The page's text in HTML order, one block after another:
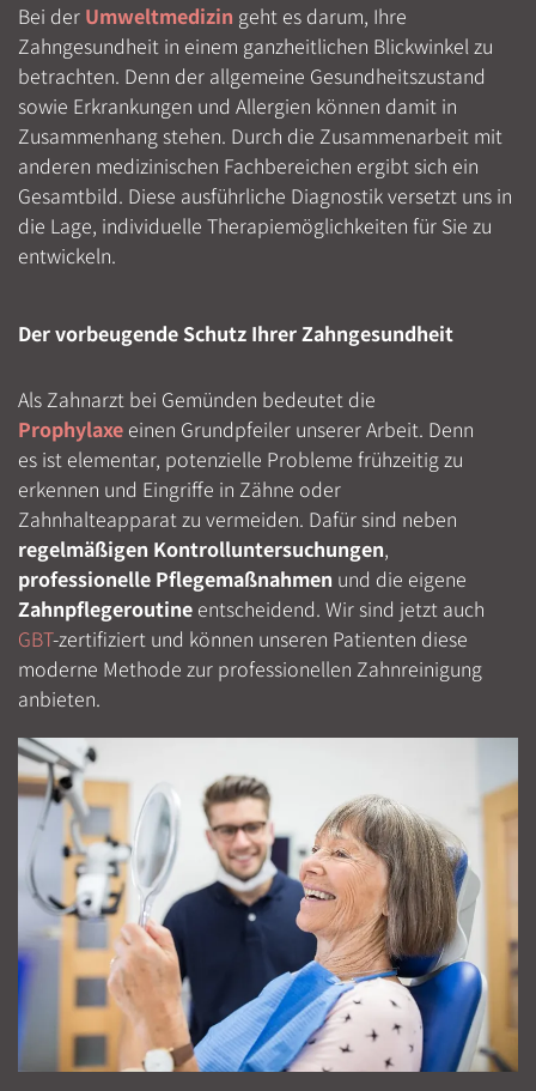
Bei der Umweltmedizin geht es darum, Ihre
Zahngesundheit in einem ganzheitlichen Blickwinkel zu
betrachten. Denn der allgemeine Gesundheitszustand
sowie Erkrankungen und Allergien können damit in
Zusammenhang stehen. Durch die Zusammenarbeit mit
anderen medizinischen Fachbereichen ergibt sich ein
Gesamtbild. Diese ausführliche Diagnostik versetzt uns in
die Lage, individuelle Therapiemöglichkeiten für Sie zu
entwickeln.
Der vorbeugende Schutz Ihrer Zahngesundheit
Als Zahnarzt bei Gemünden bedeutet die
Prophylaxe einen Grundpfeiler unserer Arbeit. Denn
es ist elementar, potenzielle Probleme frühzeitig zu
erkennen und Eingriffe in Zähne oder
Zahnhalteapparat zu vermeiden. Dafür sind neben
regelmäßigen Kontrolluntersuchungen,
professionelle Pflegemaßnahmen und die eigene
Zahnpflegeroutine entscheidend. Wir sind jetzt auch
GBT-zertifiziert und können unseren Patienten diese
moderne Methode zur professionellen Zahnreinigung
anbieten.